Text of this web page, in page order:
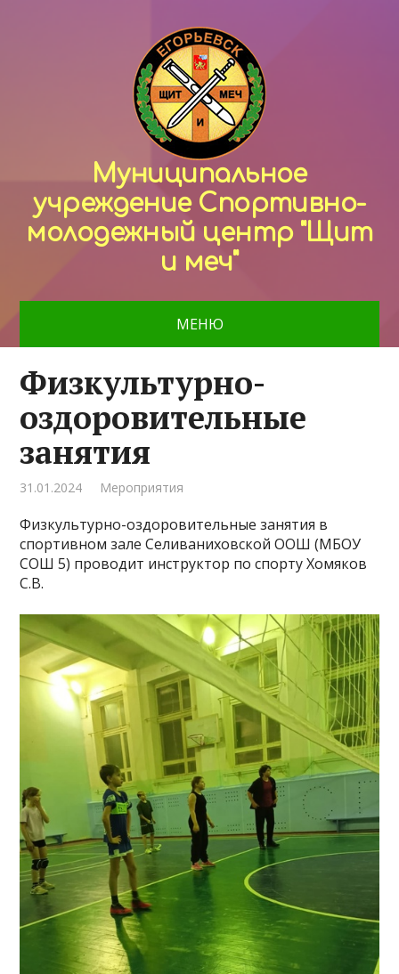
Муниципальное
учреждение Спортивно-
молодежный центр "Щит
и меч"
МЕНЮ
Физкультурно-
оздоровительные
занятия
31.01.2024 Мероприятия
Физкультурно-оздоровительные занятия в
спортивном зале Селиваниховской ООШ (МБОУ
СОШ 5) проводит инструктор по спорту Хомяков
С.В.